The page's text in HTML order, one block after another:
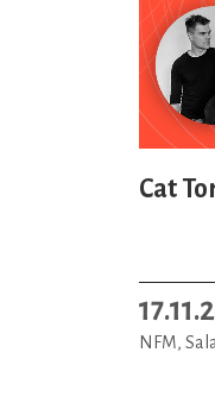
Cat
NFM,